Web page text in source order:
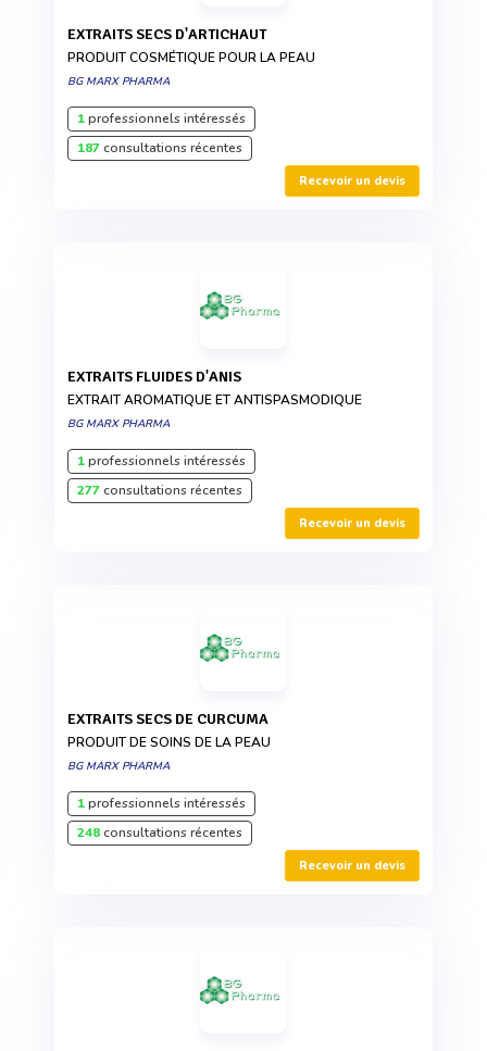
EXTRAITS SECS D'ARTICHAUT
PRODUIT COSMÉTIQUE POUR LA PEAU
BG MARX PHARMA
1professionnels intéressés
187consultations récentes
Recevoir un devis
EXTRAITS FLUIDES D'ANIS
EXTRAIT AROMATIQUE ET ANTISPASMODIQUE
BG MARX PHARMA
1professionnels intéressés
277consultations récentes
Recevoir un devis
EXTRAITS SECS DE CURCUMA
PRODUIT DE SOINS DE LA PEAU
BG MARX PHARMA
1professionnels intéressés
248consultations récentes
Recevoir un devis